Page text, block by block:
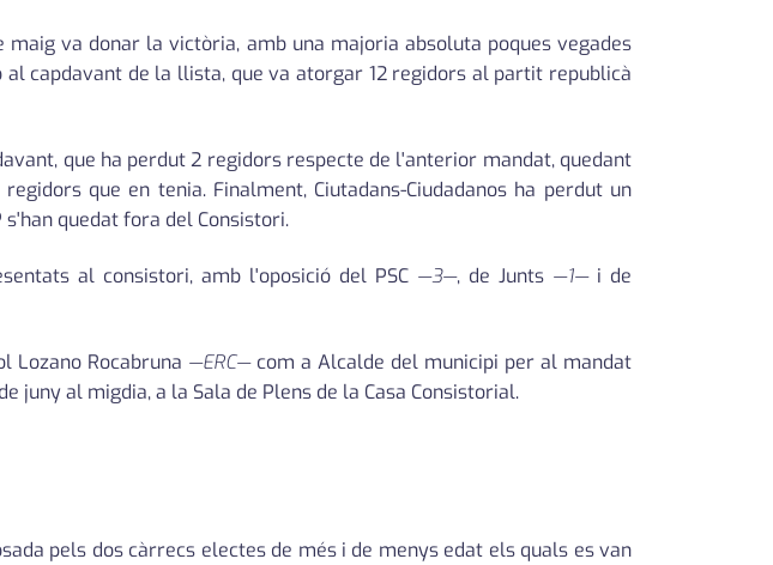
va donar la victòria, amb una majoria absoluta poques vegades
capdavant de la llista, que va atorgar 12 regidors al partit republicà
que ha perdut 2 regidors respecte de l'anterior mandat, quedant
que en tenia. Finalment, Ciutadans-Ciudadanos ha perdut un
quedat fora del Consistori.
al consistori, amb l'oposició del PSC —3—, de Junts —1—i de
Lozano Rocabruna —ERC—com a Alcalde del municipi per al mandat
juny al migdia, a la Sala de Plens de la Casa Consistorial.
pels dos càrrecs electes de més i de menys edat els quals es van